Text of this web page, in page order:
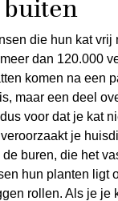
die hun kat vrij
dan 120.000
komen na een
maar een deel
voor dat je kat
je
buren, die het
hun planten ligt
rollen. Als je je